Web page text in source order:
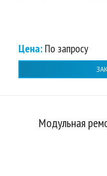
Цена: По запросу
Модульная